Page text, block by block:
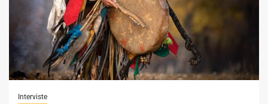
Interviste